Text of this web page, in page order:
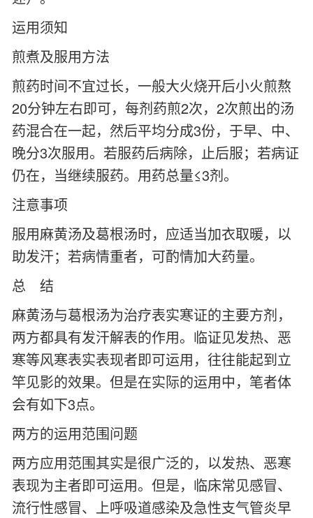
运用须知
煎煮及服用方法
煎药时间不宜过长，一般大火烧开后小火煎熬
20分钟左右即可，每剂药煎2次，2次煎出的汤
药混合在一起，然后平均分成3份，于早、中、
晚分3次服用。若服药后病除，止后服；若病证
仍在，当继续服药。用药总量≤3剂。
注意事项
服用麻黄汤及葛根汤时，应适当加衣取暖，以
助发汗；若病情重者，可酌情加大药量。
总 结
麻黄汤与葛根汤为治疗表实寒证的主要方剂，
两方都具有发汗解表的作用。临证见发热、恶
寒等风寒表实表现者即可运用，往往能起到立
竿见影的效果。但是在实际的运用中，笔者体
会有如下3点。
两方的运用范围问题
两方应用范围其实是很广泛的，以发热、恶寒
表现为主者即可运用。但是，临床常见感冒、
流行性感冒、上呼吸道感染及急性支气管炎早